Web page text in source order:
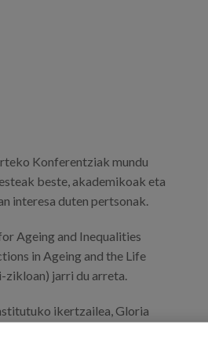
Konferentziak mundu
beste, akademikoak eta
interesa duten pertsonak.
Ageing and Inequalities
in Ageing and the Life
jarri du arreta.
ikertzailea, Gloria
Ongi zahartu Euskadin
luzetarako azterlanetan